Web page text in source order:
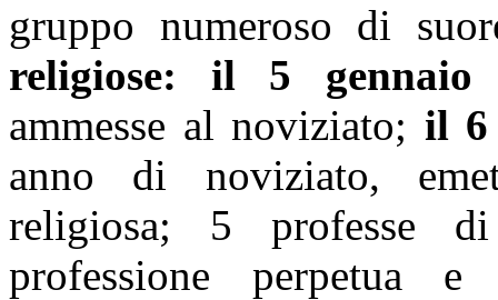
gruppo numeroso di
religiose: il 5
ammesse al noviziato; il 6
anno di noviziato,
religiosa; 5 professe
professione perpetua